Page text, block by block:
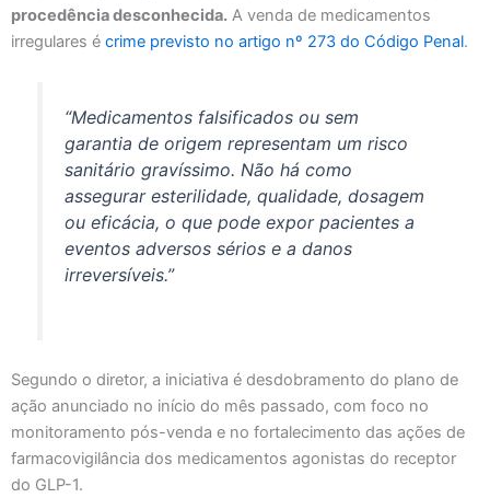
procedência desconhecida. A venda de medicamentos
irregulares é crime previsto no artigo nº 273 do Código Penal.
“Medicamentos falsificados ou sem
garantia de origem representam um risco
sanitário gravíssimo. Não há como
assegurar esterilidade, qualidade, dosagem
ou eficácia, o que pode expor pacientes a
eventos adversos sérios e a danos
irreversíveis.”
Segundo o diretor, a iniciativa é desdobramento do plano de
ação anunciado no início do mês passado, com foco no
monitoramento pós-venda e no fortalecimento das ações de
farmacovigilância dos medicamentos agonistas do receptor
do GLP-1.